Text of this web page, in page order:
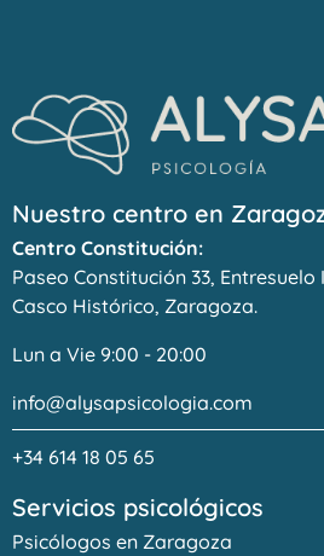
Nuestro centro en
Centro Constitución:
Paseo Constitución 33, Entresuelo
Casco Histórico, Zaragoza.
Lun a Vie 9:00 - 20:00
info@alysapsicologia.com
+34 614 18 05 65
Servicios psicológicos
Psicólogos en Zaragoza